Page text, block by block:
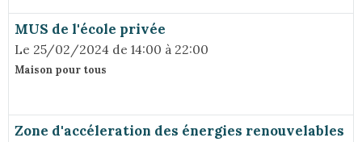
MUS de l'école privée
Le 25/02/2024 de 14:00 à 22:00
Maison pour tous
Zone d'accéleration des énergies renouvelables